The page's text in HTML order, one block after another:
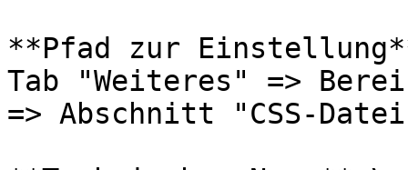
**Pfad zur
Tab "Weiteres" =>
=> Abschnitt "CSS-